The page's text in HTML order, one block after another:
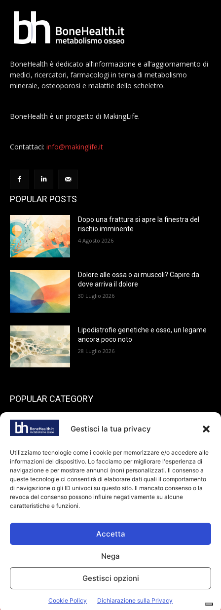
Gestisci la tua privacy
Utilizziamo tecnologie come i cookie per memorizzare e/o accedere alle
informazioni del dispositivo. Lo facciamo per migliorare l'esperienza di
navigazione e per mostrare annunci (non) personalizzati. Il consenso a
queste tecnologie ci consentirà di elaborare dati quali il comportamento
di navigazione o gli ID univoci su questo sito. Il mancato consenso o la
revoca del consenso possono influire negativamente su alcune
caratteristiche e funzioni.
Accetta
Nega
Gestisci opzioni
Cookie Policy Dichiarazione sulla Privacy
BoneHealth è dedicato all’informazione e all’aggiornamento di
medici, ricercatori, farmacologi in tema di metabolismo
minerale, osteoporosi e malattie dello scheletro.
BoneHealth è un progetto di MakingLife.
Contattaci: info@makinglife.it
POPULAR POSTS
Dopo una frattura si apre la finestra del
rischio imminente
4 Agosto 2026
Dolore alle ossa o ai muscoli? Capire da
dove arriva il dolore
30 Luglio 2026
Lipodistrofie genetiche e osso, un legame
ancora poco noto
28 Luglio 2026
POPULAR CATEGORY
endocrinologia
Spazio pazienti
72
reumatologia
45
ortopedia
40
odontoiatria
36
Farmaci
34
dietologia
oncologia
24
© Copyright 2026 bonehealth.it | Informativa privacy
Makinglife P. IVA: 11294110967
raggiungibile a dpo@makinglife.it